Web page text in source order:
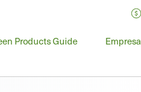
Products Guide Empresa